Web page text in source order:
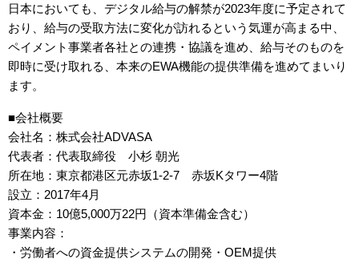
日本においても、デジタル給与の解禁が2023年度に予定されて
おり、給与の受取方法に変化が訪れるという気運が高まる中、
ペイメント事業者各社との連携・協議を進め、給与そのものを
即時に受け取れる、本来のEWA機能の提供準備を進めてまいり
ます。
■会社概要
会社名：株式会社ADVASA
代表者：代表取締役 小杉 朝光
所在地：東京都港区元赤坂1-2-7 赤坂Kタワー4階
設立：2017年4月
資本金：10億5,000万22円（資本準備金含む）
事業内容：
・労働者への資金提供システムの開発・OEM提供